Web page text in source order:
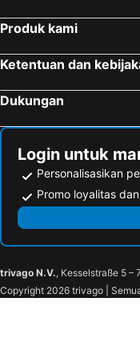
Produk kami
Ketentuan dan
Dukungan
Login untuk
Personalisasikan
Promo loyalitas
trivago N.V., Kesselstraße 5 –
Copyright 2026 trivago |